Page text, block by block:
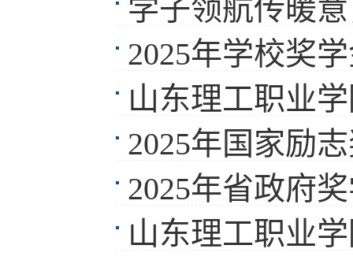
学子领航传暖意，青春
2025年学校奖
山东理工职业学
2025年国家励
2025年省政府
山东理工职业